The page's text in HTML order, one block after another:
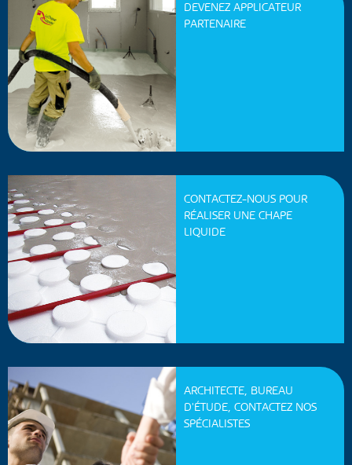
DEVENEZ APPLICATEUR
PARTENAIRE
CONTACTEZ-NOUS POUR
RÉALISER UNE CHAPE
LIQUIDE
ARCHITECTE, BUREAU
D'ÉTUDE, CONTACTEZ NOS
SPÉCIALISTES